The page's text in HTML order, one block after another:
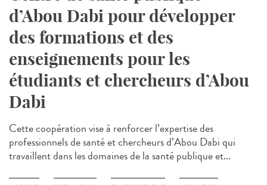
d’Abou Dabi pour développer
des formations et des
enseignements pour les
étudiants et chercheurs d’Abou
Dabi
Cette coopération vise à renforcer l’expertise des
professionnels de santé et chercheurs d’Abou Dabi qui
travaillent dans les domaines de la santé publique et...